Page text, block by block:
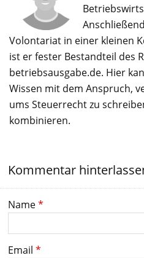
Volontariat in einer kleinen
ist er fester Bestandteil des
betriebsausgabe.de. Hier
Wissen mit dem Anspruch,
ums Steuerrecht zu
kombinieren.
Kommentar
Name*
Email *